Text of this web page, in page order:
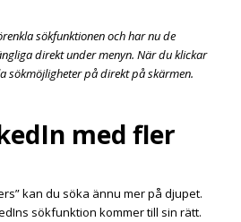
sökfunktionen och har nu de
direkt under menyn. När du klickar
sökmöjligheter på direkt på skärmen.
med fler
kan du söka ännu mer på djupet.
sökfunktion kommer till sin rätt.